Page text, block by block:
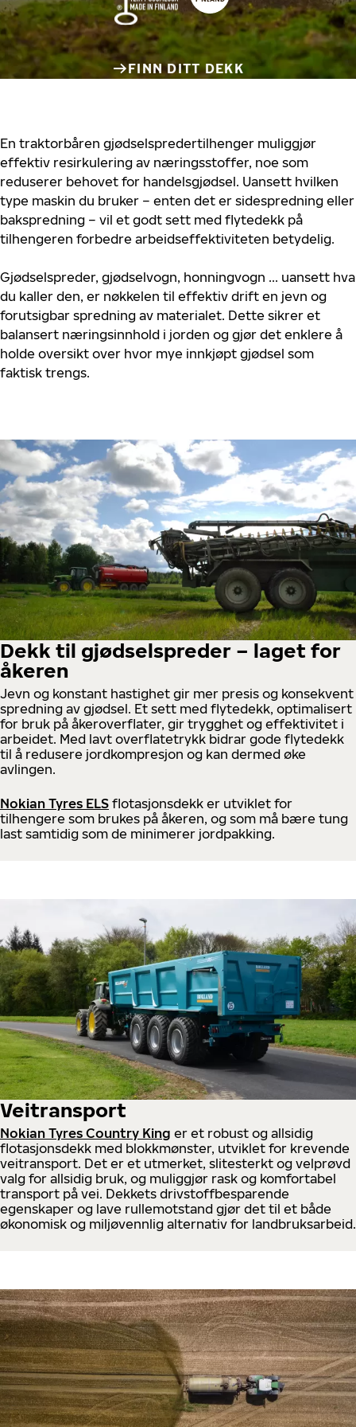
FINN DITT DEKK
En traktorbåren gjødselspredertilhenger muliggjør
effektiv resirkulering av næringsstoffer, noe som
reduserer behovet for handelsgjødsel. Uansett hvilken
type maskin du bruker – enten det er sidespredning eller
bakspredning – vil et godt sett med flytedekk på
tilhengeren forbedre arbeidseffektiviteten betydelig.
Gjødselspreder, gjødselvogn, honningvogn ... uansett hva
du kaller den, er nøkkelen til effektiv drift en jevn og
forutsigbar spredning av materialet. Dette sikrer et
balansert næringsinnhold i jorden og gjør det enklere å
holde oversikt over hvor mye innkjøpt gjødsel som
faktisk trengs.
Dekk til gjødselspreder – laget for
åkeren
Jevn og konstant hastighet gir mer presis og konsekvent
spredning av gjødsel. Et sett med flytedekk, optimalisert
for bruk på åkeroverflater, gir trygghet og effektivitet i
arbeidet. Med lavt overflatetrykk bidrar gode flytedekk
til å redusere jordkompresjon og kan dermed øke
avlingen.
Nokian Tyres ELS flotasjonsdekk er utviklet for
tilhengere som brukes på åkeren, og som må bære tung
last samtidig som de minimerer jordpakking.
Veitransport
Nokian Tyres Country King er et robust og allsidig
flotasjonsdekk med blokkmønster, utviklet for krevende
veitransport. Det er et utmerket, slitesterkt og velprøvd
valg for allsidig bruk, og muliggjør rask og komfortabel
transport på vei. Dekkets drivstoffbesparende
egenskaper og lave rullemotstand gjør det til et både
økonomisk og miljøvennlig alternativ for landbruksarbeid.